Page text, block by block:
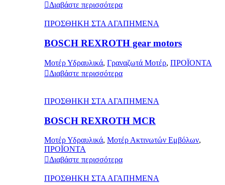
Διαβάστε περισσότερα
ΠΡΟΣΘΗΚΗ ΣΤΑ ΑΓΑΠΗΜΕΝΑ
BOSCH REXROTH gear motors
Μοτέρ Υδραυλικά, Γραναζωτά Μοτέρ, ΠΡΟΪΟΝΤΑ
Διαβάστε περισσότερα
ΠΡΟΣΘΗΚΗ ΣΤΑ ΑΓΑΠΗΜΕΝΑ
BOSCH REXROTH MCR
Μοτέρ Υδραυλικά, Μοτέρ Ακτινωτών Εμβόλων,
ΠΡΟΪΟΝΤΑ
Διαβάστε περισσότερα
ΠΡΟΣΘΗΚΗ ΣΤΑ ΑΓΑΠΗΜΕΝΑ